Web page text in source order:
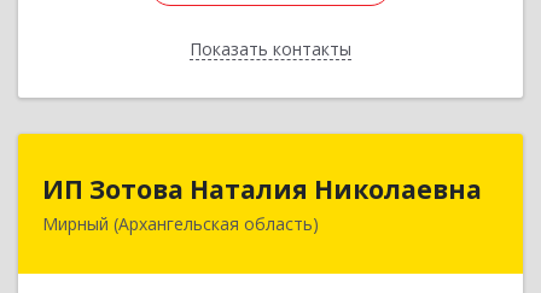
Показать контакты
Назад
ИП Зотова Наталия Николаевна
Мирный (Архангельская область)
164170, г.Мирный, Архангельской обл.,